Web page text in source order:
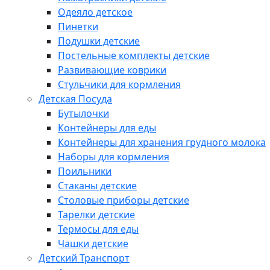
Одеяло детское
Пинетки
Подушки детские
Постельные комплекты детские
Развивающие коврики
Стульчики для кормления
Детская Посуда
Бутылочки
Контейнеры для еды
Контейнеры для хранения грудного молока
Наборы для кормления
Поильники
Стаканы детские
Столовые приборы детские
Тарелки детские
Термосы для еды
Чашки детские
Детский Транспорт